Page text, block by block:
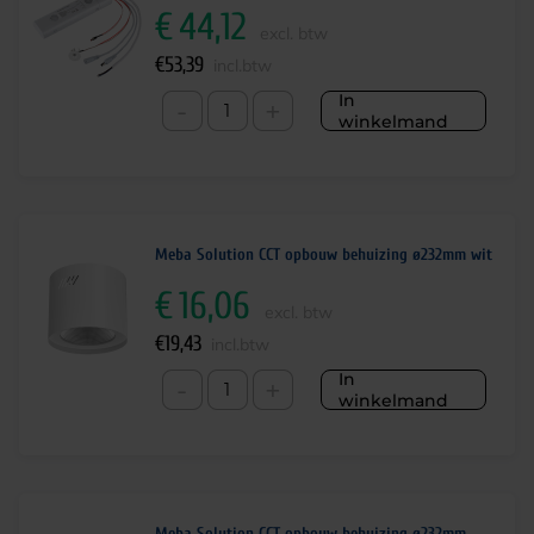
In
winkelmand
€44,12
€53,39
Meba Solution CCT opbouw behuizing ø232mm wit
In
winkelmand
€16,06
€19,43